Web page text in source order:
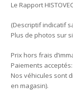
Le Rapport
(Descriptif indicatif
Plus de photos sur
Prix hors frais
Paiements
Nos véhicules sont
en magasin).